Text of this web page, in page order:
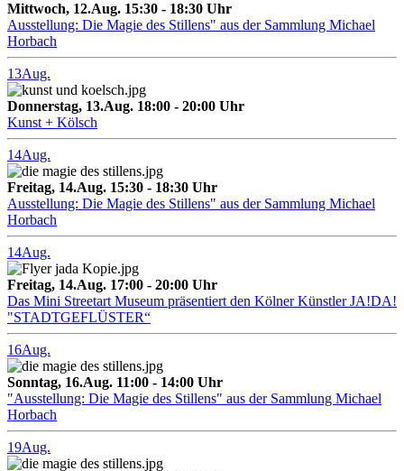
Mittwoch, 12.Aug. 15:30 - 18:30 Uhr
Ausstellung: Die Magie des Stillens" aus der Sammlung Michael
Horbach
13Aug.
Donnerstag, 13.Aug. 18:00 - 20:00 Uhr
Kunst + Kölsch
14Aug.
Freitag, 14.Aug. 15:30 - 18:30 Uhr
Ausstellung: Die Magie des Stillens" aus der Sammlung Michael
Horbach
14Aug.
Freitag, 14.Aug. 17:00 - 20:00 Uhr
Das Mini Streetart Museum präsentiert den Kölner Künstler JA!DA!
"STADTGEFLÜSTER“
16Aug.
Sonntag, 16.Aug. 11:00 - 14:00 Uhr
"Ausstellung: Die Magie des Stillens" aus der Sammlung Michael
Horbach
19Aug.